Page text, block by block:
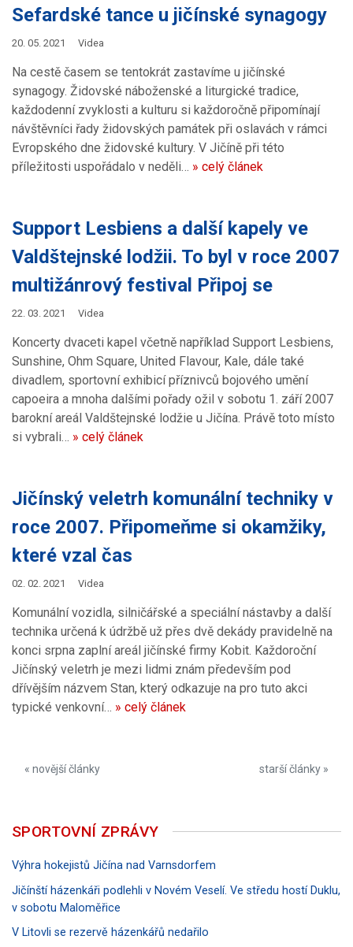
Sefardské tance u jičínské synagogy
20. 05. 2021 Videa
Na cestě časem se tentokrát zastavíme u jičínské
synagogy. Židovské náboženské a liturgické tradice,
každodenní zvyklosti a kulturu si každoročně připomínají
návštěvníci řady židovských památek při oslavách v rámci
Evropského dne židovské kultury. V Jičíně při této
příležitosti uspořádalo v neděli… » celý článek
Support Lesbiens a další kapely ve
Valdštejnské lodžii. To byl v roce 2007
multižánrový festival Připoj se
22. 03. 2021 Videa
Koncerty dvaceti kapel včetně například Support Lesbiens,
Sunshine, Ohm Square, United Flavour, Kale, dále také
divadlem, sportovní exhibicí příznivců bojového umění
capoeira a mnoha dalšími pořady ožil v sobotu 1. září 2007
barokní areál Valdštejnské lodžie u Jičína. Právě toto místo
si vybrali… » celý článek
Jičínský veletrh komunální techniky v
roce 2007. Připomeňme si okamžiky,
které vzal čas
02. 02. 2021 Videa
Komunální vozidla, silničářské a speciální nástavby a další
technika určená k údržbě už přes dvě dekády pravidelně na
konci srpna zaplní areál jičínské firmy Kobit. Každoroční
Jičínský veletrh je mezi lidmi znám především pod
dřívějším názvem Stan, který odkazuje na pro tuto akci
typické venkovní… » celý článek
« novější články starší články »
SPORTOVNÍ ZPRÁVY
Výhra hokejistů Jičína nad Varnsdorfem
Jičínští házenkáři podlehli v Novém Veselí. Ve středu hostí Duklu,
v sobotu Maloměřice
V Litovli se rezervě házenkářů nedařilo